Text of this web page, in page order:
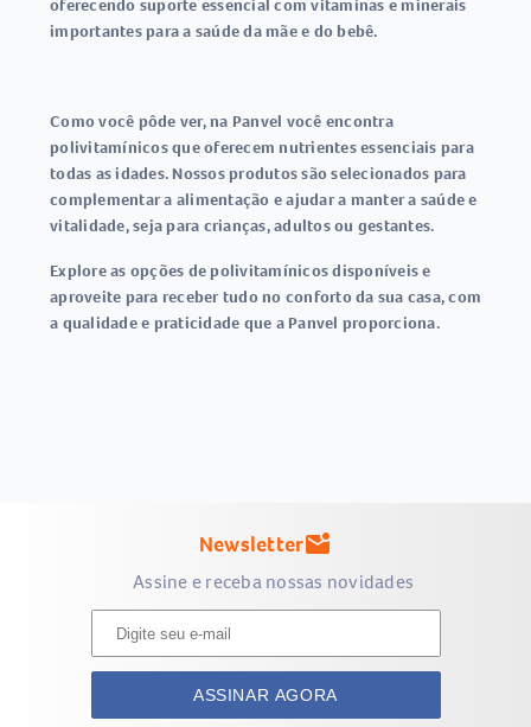
oferecendo suporte essencial com vitaminas e minerais
importantes para a saúde da mãe e do bebê.
Como você pôde ver, na Panvel você encontra
polivitamínicos que oferecem nutrientes essenciais para
todas as idades. Nossos produtos são selecionados para
complementar a alimentação e ajudar a manter a saúde e
vitalidade, seja para crianças, adultos ou gestantes.
Explore as opções de polivitamínicos disponíveis e
aproveite para receber tudo no conforto da sua casa, com
a qualidade e praticidade que a Panvel proporciona.
Newslettermark_email_unread
Assine e receba nossas novidades
ASSINAR AGORA